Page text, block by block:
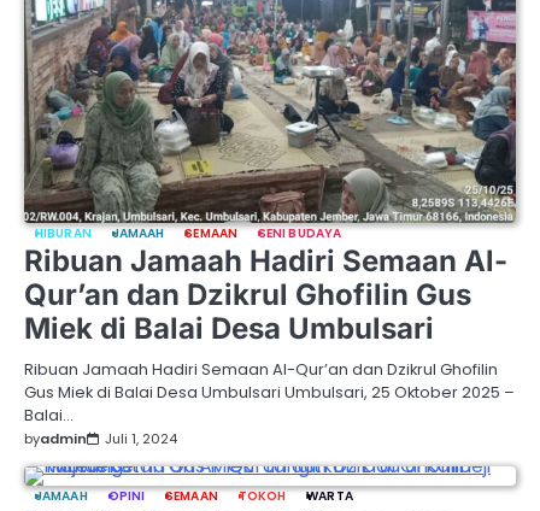
HIBURAN JAMAAH SEMAAN SENI BUDAYA
Ribuan Jamaah Hadiri Semaan Al-
Qur’an dan Dzikrul Ghofilin Gus
Miek di Balai Desa Umbulsari
Ribuan Jamaah Hadiri Semaan Al-Qur’an dan Dzikrul Ghofilin
Gus Miek di Balai Desa Umbulsari Umbulsari, 25 Oktober 2025 –
Balai…
byadmin Juli 1, 2024
JAMAAH OPINI SEMAAN TOKOH WARTA